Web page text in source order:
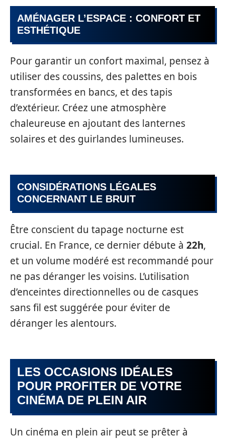
AMÉNAGER L’ESPACE : CONFORT ET
ESTHÉTIQUE
Pour garantir un confort maximal, pensez à
utiliser des coussins, des palettes en bois
transformées en bancs, et des tapis
d’extérieur. Créez une atmosphère
chaleureuse en ajoutant des lanternes
solaires et des guirlandes lumineuses.
CONSIDÉRATIONS LÉGALES
CONCERNANT LE BRUIT
Être conscient du tapage nocturne est
crucial. En France, ce dernier débute à 22h,
et un volume modéré est recommandé pour
ne pas déranger les voisins. L’utilisation
d’enceintes directionnelles ou de casques
sans fil est suggérée pour éviter de
déranger les alentours.
LES OCCASIONS IDÉALES
POUR PROFITER DE VOTRE
CINÉMA DE PLEIN AIR
Un cinéma en plein air peut se prêter à